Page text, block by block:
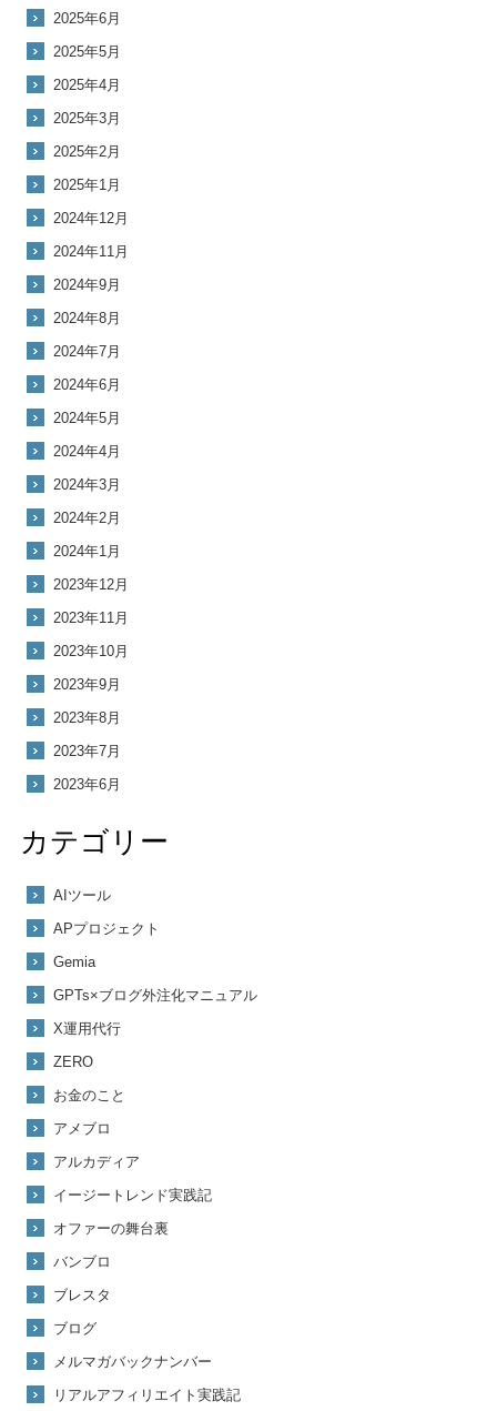
2025年6月
2025年5月
2025年4月
2025年3月
2025年2月
2025年1月
2024年12月
2024年11月
2024年9月
2024年8月
2024年7月
2024年6月
2024年5月
2024年4月
2024年3月
2024年2月
2024年1月
2023年12月
2023年11月
2023年10月
2023年9月
2023年8月
2023年7月
2023年6月
カテゴリー
AIツール
APプロジェクト
Gemia
GPTs×ブログ外注化マニュアル
X運用代行
ZERO
お金のこと
アメブロ
アルカディア
イージートレンド実践記
オファーの舞台裏
バンブロ
ブレスタ
ブログ
メルマガバックナンバー
リアルアフィリエイト実践記